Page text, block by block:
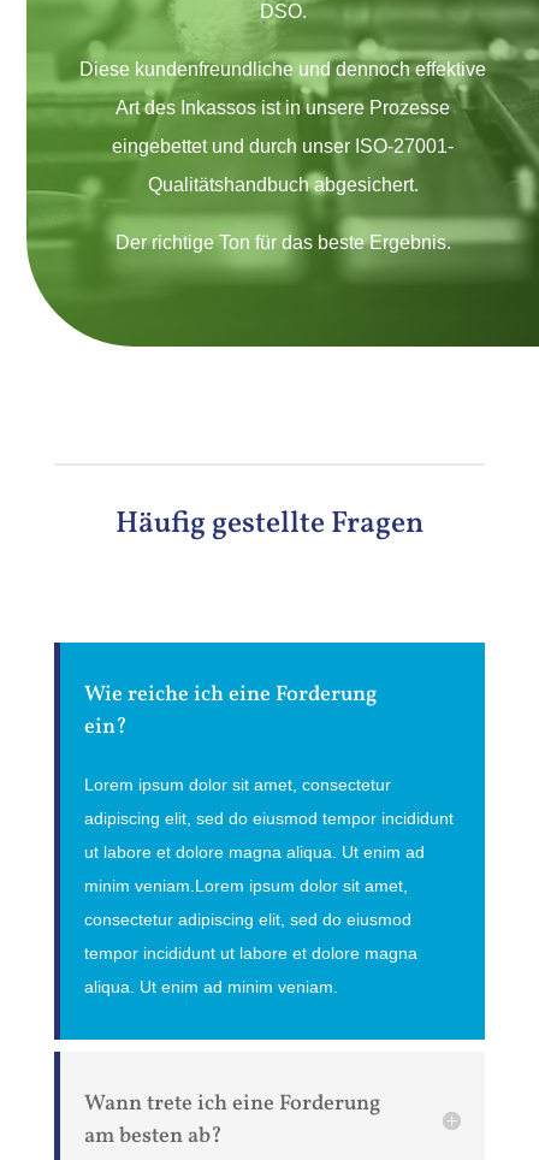
DSO.
Diese kundenfreundliche und dennoch effektive
Art des Inkassos ist in unsere Prozesse
eingebettet und durch unser ISO-27001-
Qualitätshandbuch abgesichert.
Der richtige Ton für das beste Ergebnis.
Häufig gestellte Fragen
Wie reiche ich eine Forderung
ein?
Lorem ipsum dolor sit amet, consectetur
adipiscing elit, sed do eiusmod tempor incididunt
ut labore et dolore magna aliqua. Ut enim ad
minim veniam.Lorem ipsum dolor sit amet,
consectetur adipiscing elit, sed do eiusmod
tempor incididunt ut labore et dolore magna
aliqua. Ut enim ad minim veniam.
Wann trete ich eine Forderung
am besten ab?